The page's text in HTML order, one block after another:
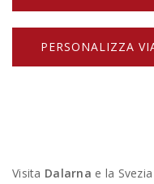
PERSONALIZZA
Visita Dalarna e la